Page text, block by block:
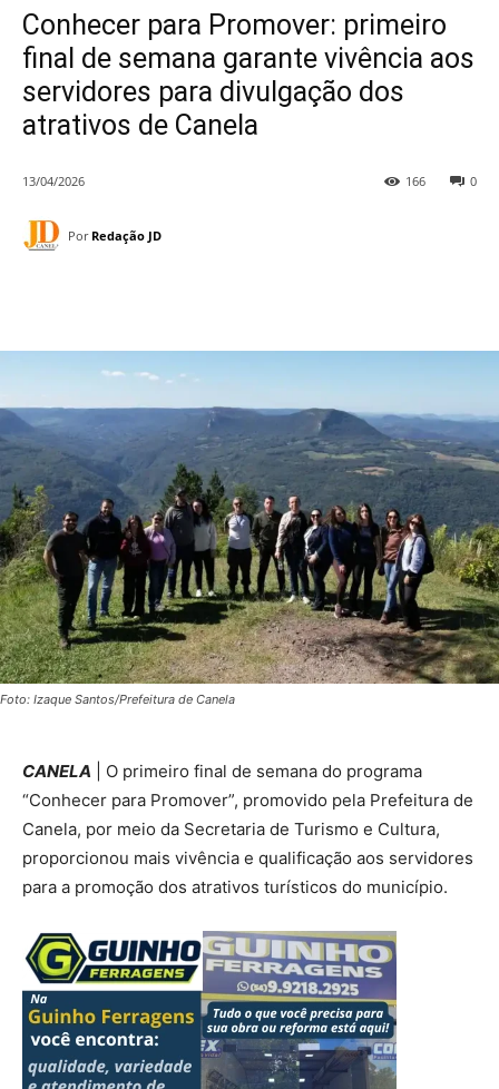
Conhecer para Promover: primeiro
final de semana garante vivência aos
servidores para divulgação dos
atrativos de Canela
13/04/2026 0
166
Por Redação JD
Foto: Izaque Santos/Prefeitura de Canela
CANELA | O primeiro final de semana do programa
“Conhecer para Promover”, promovido pela Prefeitura de
Canela, por meio da Secretaria de Turismo e Cultura,
proporcionou mais vivência e qualificação aos servidores
para a promoção dos atrativos turísticos do município.